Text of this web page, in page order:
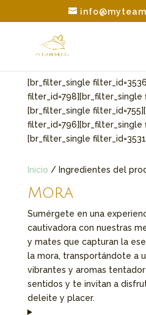
Inicio / Ingredientes del
Mora
Sumérgete en una
cautivadora con nuestras
y mates que capturan la
la mora, transportándote a
vibrantes y aromas
sentidos y te invitan a
deleite y placer.
[br_filter_single
filter_id=798][br_filter_single
[br_filter_single
filter_id=796][br_filter_single
[br_filter_single